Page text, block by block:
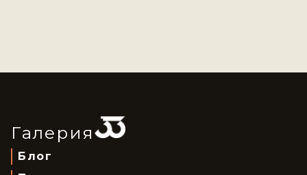
Галерия
Блог